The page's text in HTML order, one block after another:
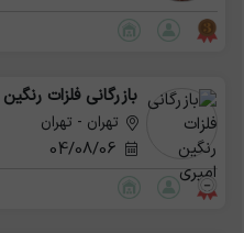
بازرگانی فلزات
تهران - تهران